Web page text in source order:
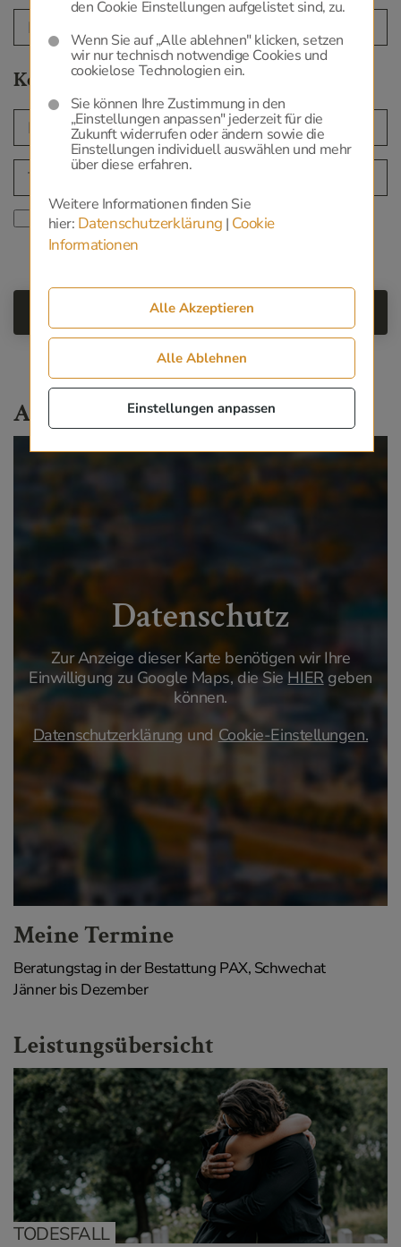
Kontakt
Ich habe dieDatenschutzerklärungzur
Kenntnis genommen.
Anfahrt
Datenschutz
Zur Anzeige dieser Karte benötigen wir Ihre
Einwilligung zu Google Maps, die Sie HIERgeben
können.
Datenschutzerklärung und Cookie-Einstellungen.
Meine Termine
Beratungstag in der Bestattung PAX, Schwechat
Jänner bis Dezember
Leistungsübersicht
TODESFALL
den Cookie Einstellungen aufgelistet sind, zu.
Wenn Sie auf „Alle ablehnen" klicken, setzen
wir nur technisch notwendige Cookies und
cookielose Technologien ein.
Sie können Ihre Zustimmung in den
„Einstellungen anpassen" jederzeit für die
Zukunft widerrufen oder ändern sowie die
Einstellungen individuell auswählen und mehr
über diese erfahren.
Weitere Informationen finden Sie
hier: Datenschutzerklärung | Cookie
Informationen
Einstellungen anpassen
Alle Ablehnen
Alle Akzeptieren